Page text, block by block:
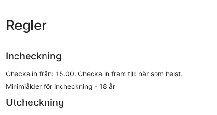
Regler
Incheckning
Checka in från: 15.00. Checka in fram till: när som helst.
Minimiålder för incheckning - 18 år
Utcheckning